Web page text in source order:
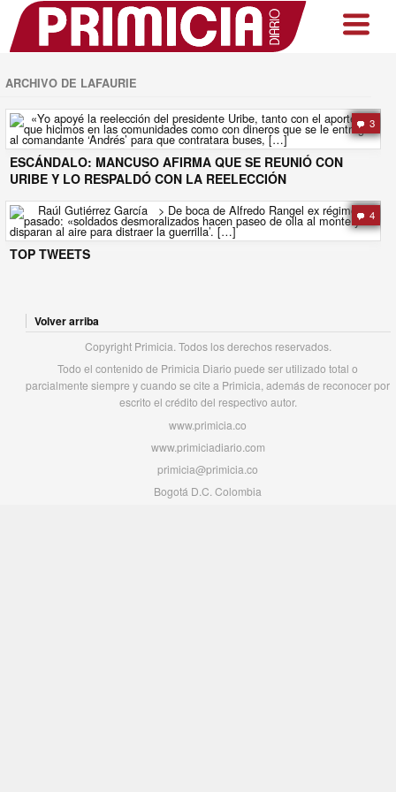
ARCHIVO DE LAFAURIE
3
ESCÁNDALO: MANCUSO AFIRMA QUE SE REUNIÓ CON
URIBE Y LO RESPALDÓ CON LA REELECCIÓN
4
TOP TWEETS
Volver arriba
Copyright Primicia. Todos los derechos reservados.
Todo el contenido de Primicia Diario puede ser utilizado total o
parcialmente siempre y cuando se cite a Primicia, además de reconocer por
escrito el crédito del respectivo autor.
www.primicia.co
www.primiciadiario.com
primicia@primicia.co
Bogotá D.C. Colombia